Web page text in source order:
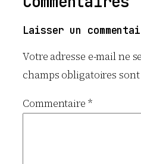
Laisser un
Votre adresse e-mail ne
champs obligatoires
Commentaire *